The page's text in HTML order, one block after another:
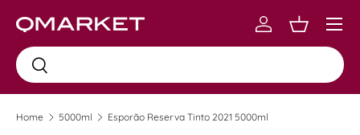
Skip to content
Busca
Busca
Log inCarrinho
Menu
Home 5000ml Esporão Reserva Tinto 2021 5000ml